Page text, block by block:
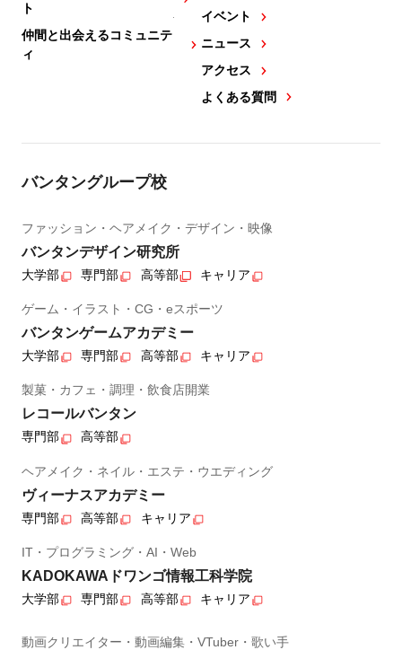
ト
仲間と出会えるコミュニテ
ィ
イベント
ニュース
アクセス
よくある質問
バンタングループ校
ファッション・ヘアメイク・デザイン・映像
バンタンデザイン研究所
大学部 専門部 高等部 キャリア
ゲーム・イラスト・CG・eスポーツ
バンタンゲームアカデミー
大学部 専門部 高等部 キャリア
製菓・カフェ・調理・飲食店開業
レコールバンタン
専門部 高等部
ヘアメイク・ネイル・エステ・ウエディング
ヴィーナスアカデミー
専門部 高等部 キャリア
IT・プログラミング・AI・Web
KADOKAWAドワンゴ情報工科学院
大学部 専門部 高等部 キャリア
動画クリエイター・動画編集・VTuber・歌い手